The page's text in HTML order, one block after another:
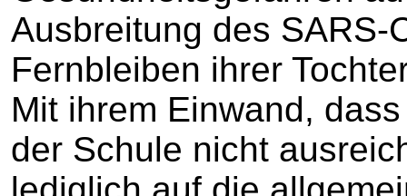
Ausbreitung des SARS-
Fernbleiben ihrer
Mit ihrem Einwand,
der Schule nicht